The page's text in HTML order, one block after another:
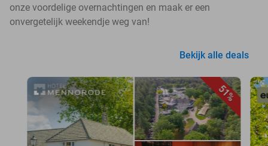
onze voordelige overnachtingen en maak er een
onvergetelijk weekendje weg van!
Bekijk alle deals
51%